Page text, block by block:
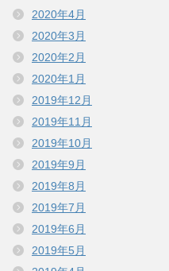
2020年4月
2020年3月
2020年2月
2020年1月
2019年12月
2019年11月
2019年10月
2019年9月
2019年8月
2019年7月
2019年6月
2019年5月